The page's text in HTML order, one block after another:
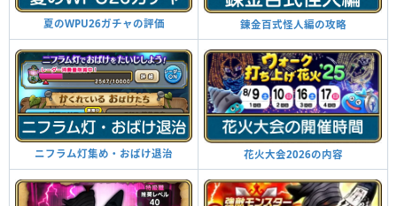
夏のWPU26ガチャの評価 錬金百式怪人編の攻略
ニフラム灯集め・おばけ退治 花火大会2026の内容